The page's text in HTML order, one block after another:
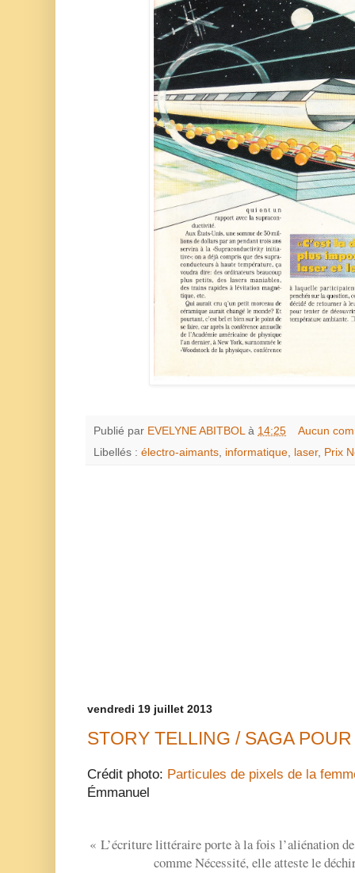
Publié par EVELYNE ABITBOL à 14:25
Aucun
Libellés : électro-aimants informatique laser, Prix
vendredi 19 juillet 2013
STORY TELLING / SAGA
Crédit photo: Particules de pixels de la
Émmanuel
« L’écriture littéraire porte à la fois l’aliénation
comme Nécessité, elle atteste le